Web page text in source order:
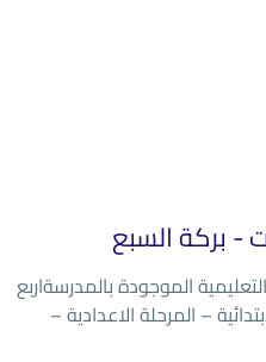
- بركة السبع
التعلیمیة الموجودة بالمدرسةاربع
– المرحلة الاعدادیة –